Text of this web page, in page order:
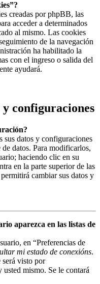
creadas por phpBB, las
acceder a determinados
al mismo. Las cookies
de la navegación
ha habilitado la
con el ingreso o salida del
ayudará.
configuraciones
sus datos y configuraciones
de datos. Para modificarlos,
haciendo clic en su
en la parte superior de las
cambiar sus datos y
aparezca en las listas de
en “Preferencias de
mi estado de conexións.
visto por
mismo. Se le contará